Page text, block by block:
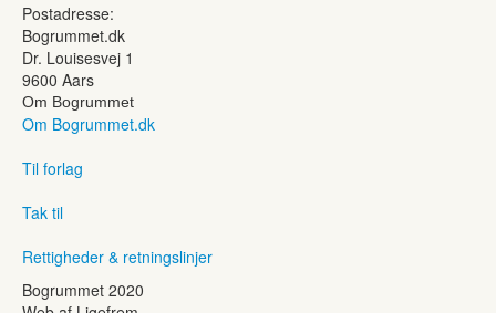
Postadresse:
Bogrummet.dk
Dr. Louisesvej 1
9600 Aars
Om Bogrummet
Om Bogrummet.dk
Til forlag
Tak til
Rettigheder & retningslinjer
Bogrummet 2020